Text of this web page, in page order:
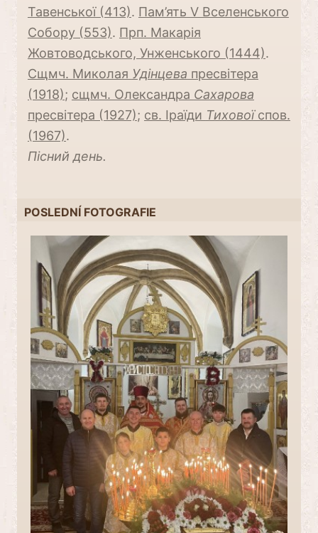
Тавенської (413). Пам’ять V Вселенського
Собору (553). Прп. Макарія
Жовтоводського, Унженського (1444).
Сщмч. Миколая Удінцева пресвітера
(1918); сщмч. Олександра Сaхарова
пресвітера (1927); св. Іраїди Тиховоїспов.
(1967).
Пісний день.
POSLEDNÍ FOTOGRAFIE